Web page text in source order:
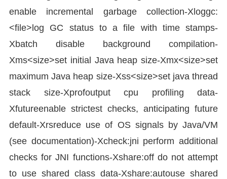
enable incremental garbage collection-Xloggc:
<file>log GC status to a file with time stamps-
Xbatch disable background compilation-
Xms<size>set initial Java heap size-Xmx<size>set
maximum Java heap size-Xss<size>set java thread
stack size-Xprofoutput cpu profiling data-
Xfutureenable strictest checks, anticipating future
default-Xrsreduce use of OS signals by Java/VM
(see documentation)-Xcheck:jni perform additional
checks for JNI functions-Xshare:off do not attempt
to use shared class data-Xshare:autouse shared